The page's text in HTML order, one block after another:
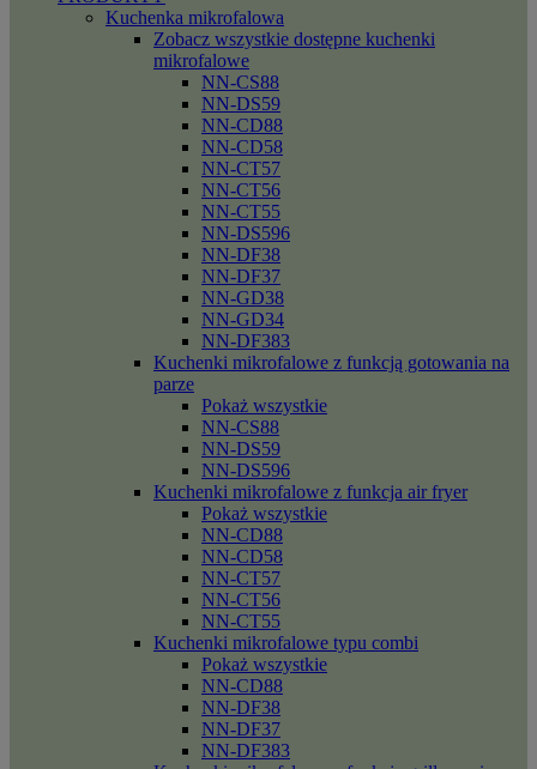
Kuchenka mikrofalowa
Zobacz wszystkie dostępne kuchenki
mikrofalowe
NN-CS88
NN-DS59
NN-CD88
NN-CD58
NN-CT57
NN-CT56
NN-CT55
NN-DS596
NN-DF38
NN-DF37
NN-GD38
NN-GD34
NN-DF383
Kuchenki mikrofalowe z funkcją gotowania na
parze
Pokaż wszystkie
NN-CS88
NN-DS59
NN-DS596
Kuchenki mikrofalowe z funkcja air fryer
Pokaż wszystkie
NN-CD88
NN-CD58
NN-CT57
NN-CT56
NN-CT55
Kuchenki mikrofalowe typu combi
Pokaż wszystkie
NN-CD88
NN-DF38
NN-DF37
NN-DF383